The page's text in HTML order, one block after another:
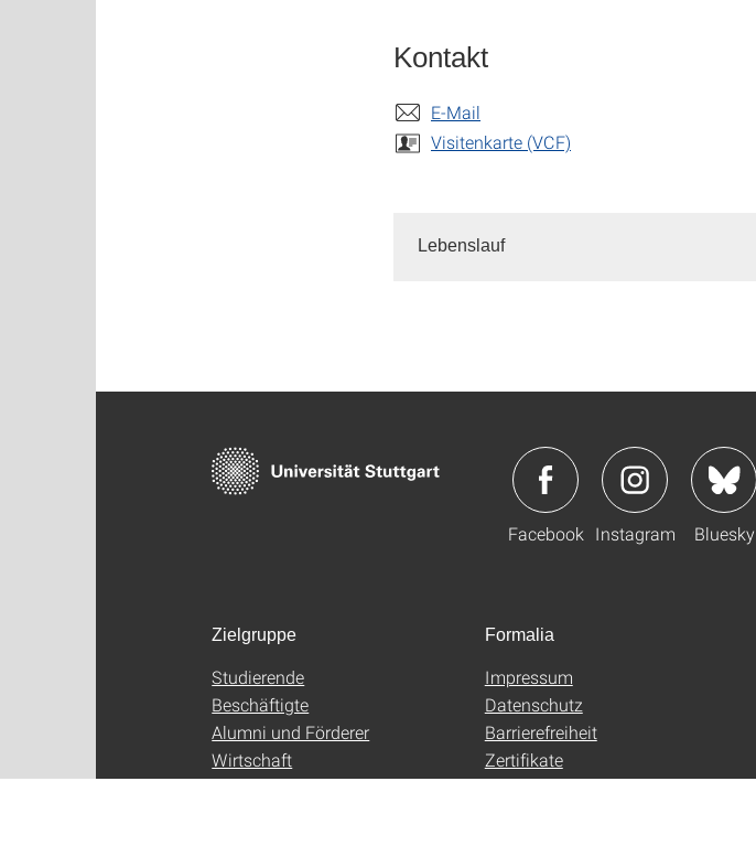
Kontakt
E-Mail
Visitenkarte (VCF)
Lebenslauf
Facebook Instagram Bluesky
Zielgruppe
Studierende
Beschäftigte
Alumni und Förderer
Wirtschaft
Formalia
Impressum
Datenschutz
Barrierefreiheit
Zertifikate